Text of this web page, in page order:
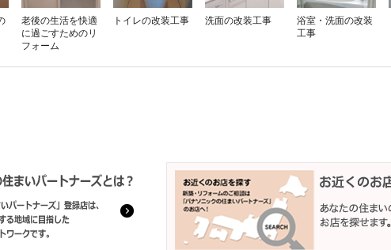
老後の生活を快適
に過ごすためのリ
フォーム
トイレの改装工事 洗面の改装工事
浴室・洗面の改装
工事